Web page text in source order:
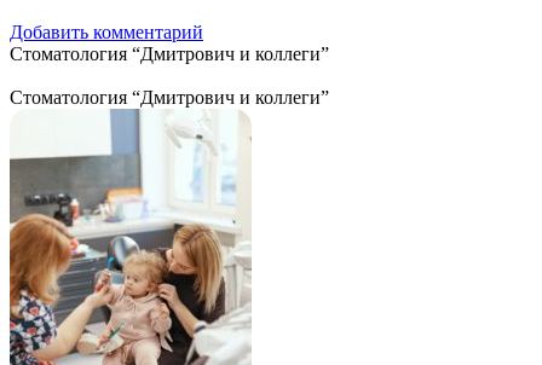
Добавить комментарий
Стоматология “Дмитрович и коллеги”
Стоматология “Дмитрович и коллеги”